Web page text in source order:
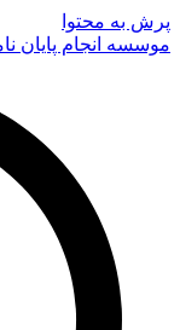
پرش به محتوا
موسسه انجام پایان